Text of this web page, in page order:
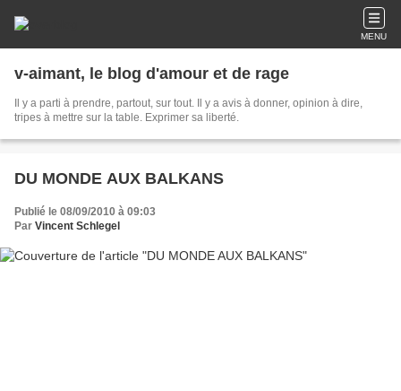
MENU
v-aimant, le blog d'amour et de rage
Il y a parti à prendre, partout, sur tout. Il y a avis à donner, opinion à dire,
tripes à mettre sur la table. Exprimer sa liberté.
DU MONDE AUX BALKANS
Publié le 08/09/2010 à 09:03
Par Vincent Schlegel